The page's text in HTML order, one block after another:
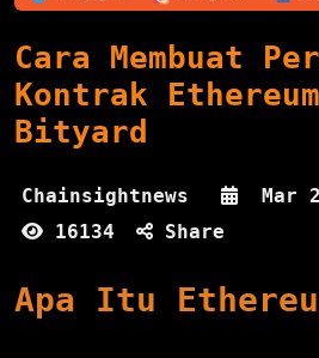
Cara Membuat
Kontrak
Bityard
Chainsightnews
Mar
16134
Share
Apa Itu